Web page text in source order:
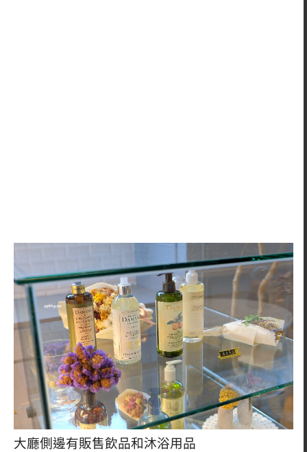
大廳側邊有販售飲品和沐浴用品